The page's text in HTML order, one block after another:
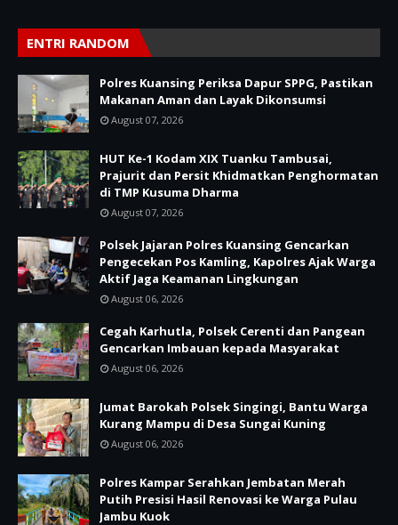
ENTRI RANDOM
Polres Kuansing Periksa Dapur SPPG, Pastikan
Makanan Aman dan Layak Dikonsumsi
August 07, 2026
HUT Ke-1 Kodam XIX Tuanku Tambusai,
Prajurit dan Persit Khidmatkan Penghormatan
di TMP Kusuma Dharma
August 07, 2026
Polsek Jajaran Polres Kuansing Gencarkan
Pengecekan Pos Kamling, Kapolres Ajak Warga
Aktif Jaga Keamanan Lingkungan
August 06, 2026
Cegah Karhutla, Polsek Cerenti dan Pangean
Gencarkan Imbauan kepada Masyarakat
August 06, 2026
Jumat Barokah Polsek Singingi, Bantu Warga
Kurang Mampu di Desa Sungai Kuning
August 06, 2026
Polres Kampar Serahkan Jembatan Merah
Putih Presisi Hasil Renovasi ke Warga Pulau
Jambu Kuok